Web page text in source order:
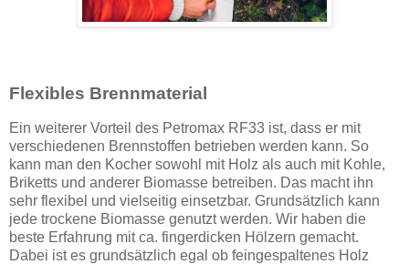
Flexibles Brennmaterial
Ein weiterer Vorteil des Petromax RF33 ist, dass er mit
verschiedenen Brennstoffen betrieben werden kann. So
kann man den Kocher sowohl mit Holz als auch mit Kohle,
Briketts und anderer Biomasse betreiben. Das macht ihn
sehr flexibel und vielseitig einsetzbar. Grundsätzlich kann
jede trockene Biomasse genutzt werden. Wir haben die
beste Erfahrung mit ca. fingerdicken Hölzern gemacht.
Dabei ist es grundsätzlich egal ob feingespaltenes Holz